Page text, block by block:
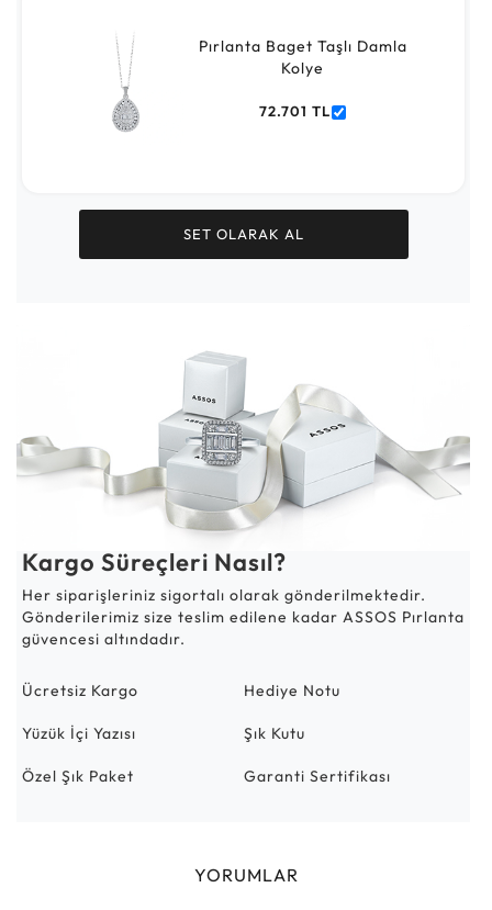
Pırlanta Baget Taşlı Damla
Kolye
72.701 TL
SET OLARAK AL
Kargo Süreçleri Nasıl?
Her siparişleriniz sigortalı olarak gönderilmektedir.
Gönderilerimiz size teslim edilene kadar ASSOS Pırlanta
güvencesi altındadır.
Ücretsiz Kargo Hediye Notu
Yüzük İçi Yazısı Şık Kutu
Özel Şık Paket Garanti Sertifikası
YORUMLAR